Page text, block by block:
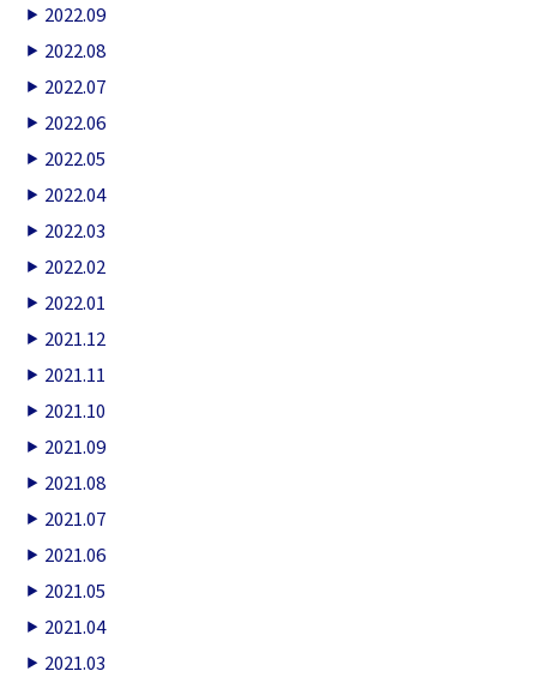
2022.09
2022.08
2022.07
2022.06
2022.05
2022.04
2022.03
2022.02
2022.01
2021.12
2021.11
2021.10
2021.09
2021.08
2021.07
2021.06
2021.05
2021.04
2021.03